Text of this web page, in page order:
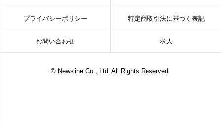
プライバシーポリシー 特定商取引法に基づく表記
お問い合わせ 求人
© Newsline Co., Ltd. All Rights Reserved.